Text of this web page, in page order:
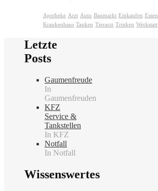
Apotheke Arzt Auto Baumarkt Einkaufen Essen
Krankenhaus Tanken Tierarzt Trinken Werkstatt
Letzte
Posts
Gaumenfreude
In
Gaumenfreuden
KFZ
Service &
Tankstellen
In KFZ
Notfall
In Notfall
Wissenswertes